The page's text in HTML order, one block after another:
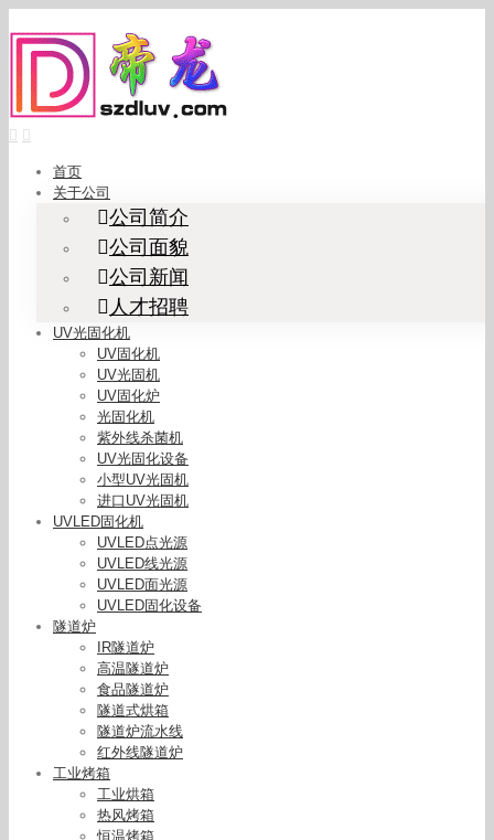
to
content
首页
关于公司
公司简介
公司面貌
公司新闻
人才招聘
UV光固化机
UV固化机
UV光固机
UV固化炉
光固化机
紫外线杀菌机
UV光固化设备
小型UV光固机
进口UV光固机
UVLED固化机
UVLED点光源
UVLED线光源
UVLED面光源
UVLED固化设备
隧道炉
IR隧道炉
高温隧道炉
食品隧道炉
隧道式烘箱
隧道炉流水线
红外线隧道炉
工业烤箱
工业烘箱
热风烤箱
恒温烤箱